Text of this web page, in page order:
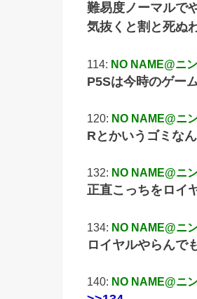
難易度ノーマルで
気抜くと割と死ぬ
114: NO NAME@ニ
P5Sは今時のゲー
120: NO NAME@ニ
Rとかいうゴミな
132: NO NAME@ニ
正直こっちをロイ
134: NO NAME@ニ
ロイヤルやらんで
140: NO NAME@ニ